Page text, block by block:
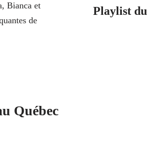
Bianca et
de
Québec
Playlist